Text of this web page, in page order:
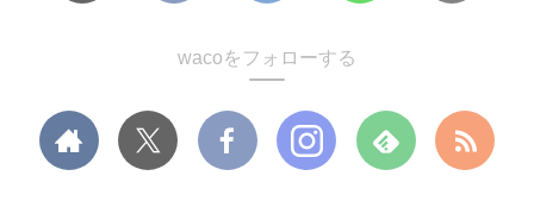
wacoをフォローする